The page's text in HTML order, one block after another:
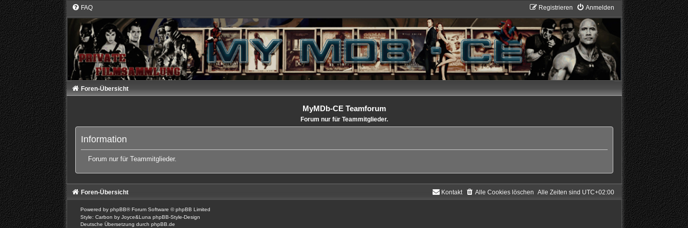
FAQ Anmelden
Registrieren
Foren-Übersicht
MyMDb-CE Teamforum
Forum nur für Teammitglieder.
Information
Forum nur für Teammitglieder.
Foren-Übersicht Alle Zeiten sind UTC+02:00
Alle Cookies löschen
Kontakt
Powered by phpBB® Forum Software © phpBB Limited
Style: Carbon by Joyce&Luna phpBB-Style-Design
Deutsche Übersetzung durch phpBB.de